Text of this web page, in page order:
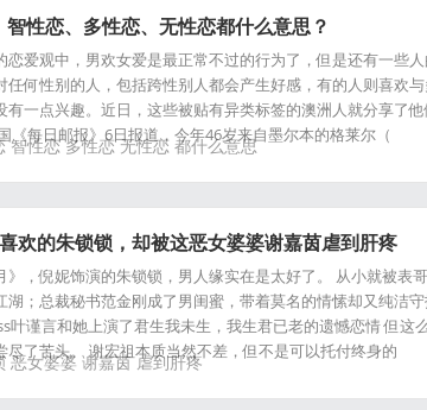
智性恋、多性恋、无性恋都什么意思？
恋爱观中，男欢女爱是最正常不过的行为了，但是还有一些
任何性别的人，包括跨性别人都会产生好感，有的人则喜欢
有一点兴趣。近日，这些被贴有异类标签的澳洲人就分享了
《每日邮报》6日报道，今年46岁来自墨尔本的格莱尔（
智性恋 多性恋 无性恋 都什么意思
欢的朱锁锁，却被这恶女婆婆谢嘉茵虐到肝疼
》，倪妮饰演的朱锁锁，男人缘实在是太好了。 从小就被表
湖；总裁秘书范金刚成了男闺蜜，带着莫名的情愫却又纯洁
叶谨言和她上演了君生我未生，我生君已老的遗憾恋情 但这
尽了苦头。 谢宏祖本质当然不差，但不是可以托付终身的
恶女婆婆 谢嘉茵 虐到肝疼